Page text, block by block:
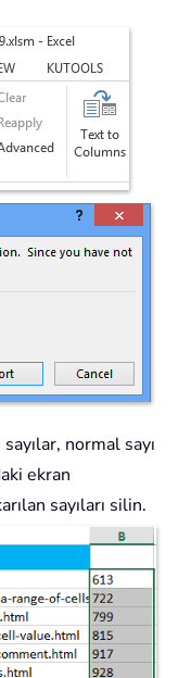
normal sayı
ekran
sayıları silin.